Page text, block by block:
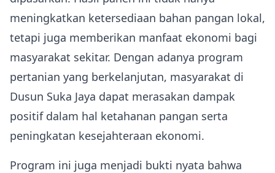
meningkatkan ketersediaan bahan pangan lokal,
tetapi juga memberikan manfaat ekonomi bagi
masyarakat sekitar. Dengan adanya program
pertanian yang berkelanjutan, masyarakat di
Dusun Suka Jaya dapat merasakan dampak
positif dalam hal ketahanan pangan serta
peningkatan kesejahteraan ekonomi.
Program ini juga menjadi bukti nyata bahwa